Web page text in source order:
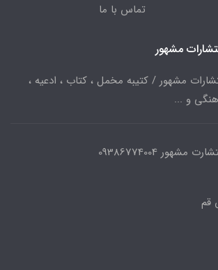
تماس با ما
مشهور
مشهور / کتیبه مخمل ، کتاب ، ادعیه ،
و ...
مشهور 09386774004
قم